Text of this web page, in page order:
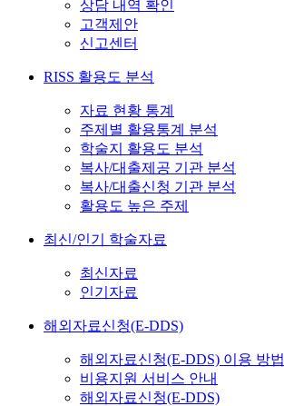
상담 내역 확인
고객제안
신고센터
RISS 활용도 분석
자료 현황 통계
주제별 활용통계 분석
학술지 활용도 분석
복사/대출제공 기관 분석
복사/대출신청 기관 분석
활용도 높은 주제
최신/인기 학술자료
최신자료
인기자료
해외자료신청(E-DDS)
해외자료신청(E-DDS) 이용 방법
비용지원 서비스 안내
해외자료신청(E-DDS)